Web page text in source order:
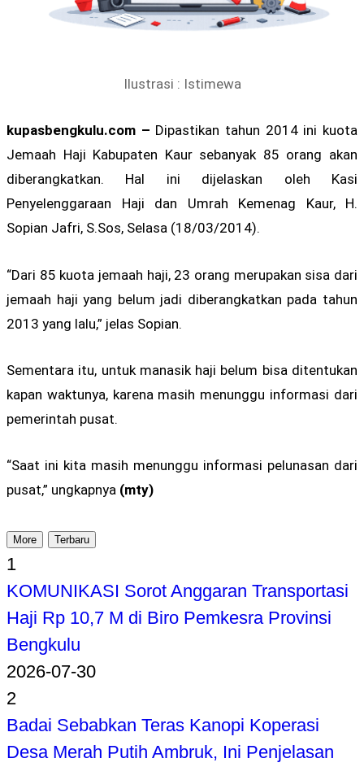
Ilustrasi : Istimewa
kupasbengkulu.com – Dipastikan tahun 2014 ini kuota
Jemaah Haji Kabupaten Kaur sebanyak 85 orang akan
diberangkatkan. Hal ini dijelaskan oleh Kasi
Penyelenggaraan Haji dan Umrah Kemenag Kaur, H.
Sopian Jafri, S.Sos, Selasa (18/03/2014).
“Dari 85 kuota jemaah haji, 23 orang merupakan sisa dari
jemaah haji yang belum jadi diberangkatkan pada tahun
2013 yang lalu,” jelas Sopian.
Sementara itu, untuk manasik haji belum bisa ditentukan
kapan waktunya, karena masih menunggu informasi dari
pemerintah pusat.
“Saat ini kita masih menunggu informasi pelunasan dari
pusat,” ungkapnya (mty)
More Terbaru
1
KOMUNIKASI Sorot Anggaran Transportasi
Haji Rp 10,7 M di Biro Pemkesra Provinsi
Bengkulu
2026-07-30
2
Badai Sebabkan Teras Kanopi Koperasi
Desa Merah Putih Ambruk, Ini Penjelasan